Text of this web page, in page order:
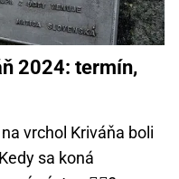
2024: termín,
vrchol Kriváňa boli
sa koná